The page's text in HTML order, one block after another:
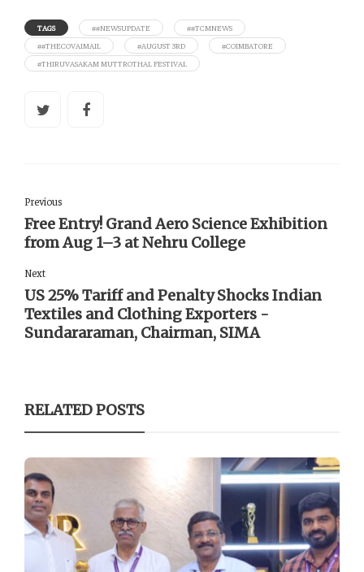
TAGS ##NEWSUPDATE
##TCMNEWS
##THECOVAIMAIL
#AUGUST 3RD
#COIMBATORE
#THIRUVASAKAM MUTTROTHAL FESTIVAL
Previous
Free Entry! Grand Aero Science Exhibition
from Aug 1–3 at Nehru College
Next
US 25% Tariff and Penalty Shocks Indian
Textiles and Clothing Exporters -
Sundararaman, Chairman, SIMA
RELATED POSTS